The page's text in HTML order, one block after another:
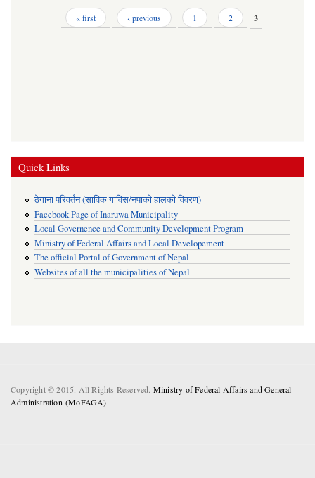
« first ‹ previous 1 2 3
Quick Links
ठेगाना परिवर्तन (साविक गाविस/नपाको हालको विवरण)
Facebook Page of Inaruwa Municipality
Local Governence and Community Development Program
Ministry of Federal Affairs and Local Developement
The official Portal of Government of Nepal
Websites of all the municipalities of Nepal
Copyright © 2015. All Rights Reserved. Ministry of Federal Affairs and General
Administration (MoFAGA) .